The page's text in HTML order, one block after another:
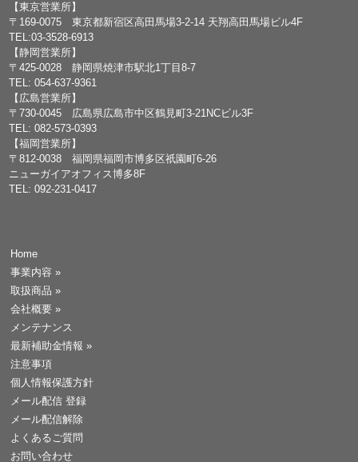
【東京営業所】
〒169-0075 東京都新宿区高田馬場3-2-14 天翔高田馬場ビル4F
TEL:03-3528-6913
【静岡営業所】
〒425-0028 静岡県焼津市駅北1丁目8-7
TEL: 054-637-9361
【広島営業所】
〒730-0045 広島県広島市中区鶴見町3-21NCビル3F
TEL: 082-573-0393
【福岡営業所】
〒812-0038 福岡県福岡市博多区祇園町6-26
ニューガイアオフィス博多8F
TEL: 092-231-0417
Home
事業内容 »
取扱商品 »
会社概要 »
メンテナンス
最新補助金情報 »
注意事項
個人情報保護方針
メール配信 登録
メール配信解除
よくあるご質問
お問い合わせ